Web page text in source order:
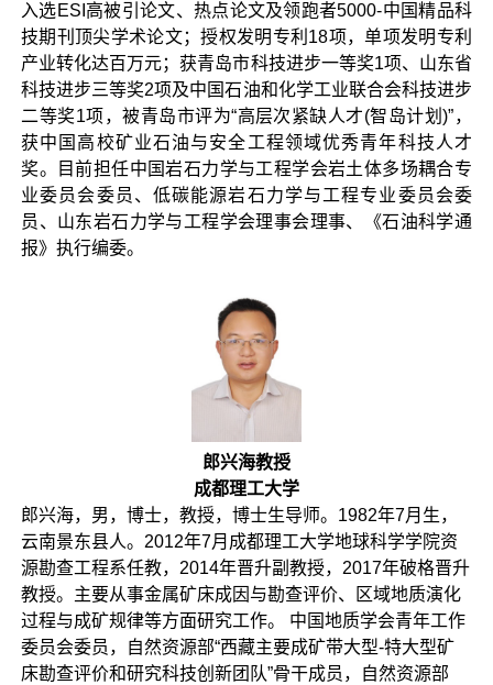
入选ESI高被引论文、热点论文及领跑者5000-中国精品科
技期刊顶尖学术论文；授权发明专利18项，单项发明专利
产业转化达百万元；获青岛市科技进步一等奖1项、山东省
科技进步三等奖2项及中国石油和化学工业联合会科技进步
二等奖1项，被青岛市评为“高层次紧缺人才(智岛计划)”，
获中国高校矿业石油与安全工程领域优秀青年科技人才
奖。目前担任中国岩石力学与工程学会岩土体多场耦合专
业委员会委员、低碳能源岩石力学与工程专业委员会委
员、山东岩石力学与工程学会理事会理事、《石油科学通
报》执行编委。
郎兴海教授
成都理工大学
郎兴海，男，博士，教授，博士生导师。1982年7月生，
云南景东县人。2012年7月成都理工大学地球科学学院资
源勘查工程系任教，2014年晋升副教授，2017年破格晋升
教授。主要从事金属矿床成因与勘查评价、区域地质演化
过程与成矿规律等方面研究工作。 中国地质学会青年工作
委员会委员，自然资源部“西藏主要成矿带大型-特大型矿
床勘查评价和研究科技创新团队”骨干成员，自然资源部